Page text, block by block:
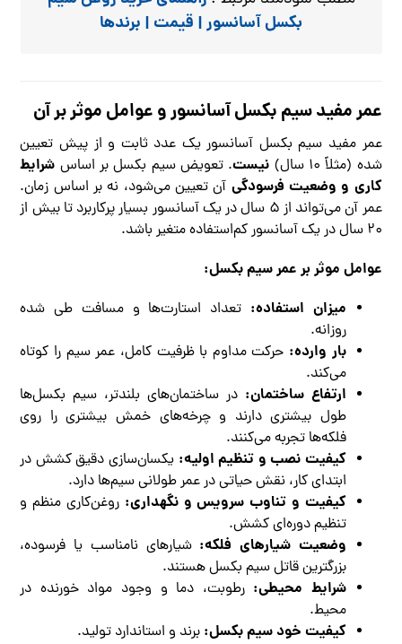
بکسل آسانسور | قیمت | برندها
عمر مفید سیم بکسل آسانسور و عوامل موثر بر آن
عمر مفید سیم بکسل آسانسور یک عدد ثابت و از پیش تعیین
شده (مثلاً ۱۰ سال)
نیست. تعویض سیم بکسل بر اساس شرایط
کاری و وضعیت فرسودگی آن تعیین می‌شود، نه بر اساس زمان.
عمر آن می‌تواند از ۵ سال در یک آسانسور بسیار پرکاربرد تا بیش از
۲۰ سال در یک آسانسور کم‌استفاده متغیر باشد.
عوامل موثر بر عمر سیم بکسل:
میزان استفاده: تعداد استارت‌ها و مسافت طی شده
روزانه.
بار وارده: حرکت مداوم با ظرفیت کامل، عمر سیم را کوتاه
می‌کند.
ارتفاع ساختمان: در ساختمان‌های بلندتر، سیم بکسل‌ها
طول بیشتری دارند و چرخه‌های خمش بیشتری را روی
فلکه‌ها تجربه می‌کنند.
کیفیت نصب و تنظیم اولیه: یکسان‌سازی دقیق کشش در
ابتدای کار، نقش حیاتی در عمر طولانی سیم‌ها دارد.
کیفیت و تناوب سرویس و نگهداری: روغن‌کاری منظم و
تنظیم دوره‌ای کشش.
وضعیت شیارهای فلکه: شیارهای نامناسب یا فرسوده،
بزرگترین قاتل سیم بکسل هستند.
شرایط محیطی: رطوبت، دما و وجود مواد خورنده در
محیط.
کیفیت خود سیم بکسل: برند و استاندارد تولید.